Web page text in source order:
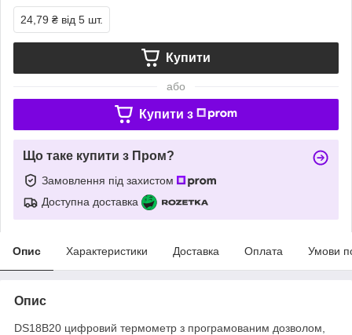
24,79 ₴ від 5 шт.
Купити
або
Купити з
Що таке купити з Пром?
Замовлення під захистом
Доступна доставка
Опис Характеристики Доставка Оплата Умови
Опис
DS18B20 цифровий термометр з програмованим дозволом,